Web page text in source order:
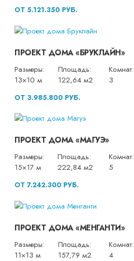
ОТ 5.121.350 РУБ.
ПРОЕКТ ДОМА «БРУКЛАЙН»
Размеры:
13×10 м
Площадь:
122,64 м2
Комнат:
3
ОТ 3.985.800 РУБ.
ПРОЕКТ ДОМА «МАГУЭ»
Размеры:
15×17 м
Площадь:
222,84 м2
Комнат:
5
ОТ 7.242.300 РУБ.
ПРОЕКТ ДОМА «МЕНГАНТИ»
Размеры:
11×13 м
Площадь:
157,79 м2
Комнат:
4